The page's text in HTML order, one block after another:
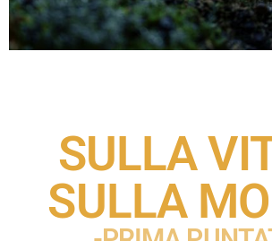
SULLA
SULLA